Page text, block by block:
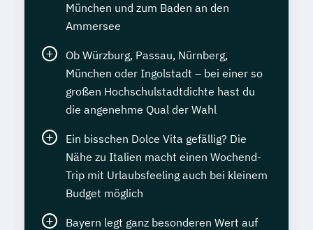
München und zum Baden an den
Ammersee
Ob Würzburg, Passau, Nürnberg,
München oder Ingolstadt – bei einer so
großen Hochschulstadtdichte hast du
die angenehme Qual der Wahl
Ein bisschen Dolce Vita gefällig? Die
Nähe zu Italien macht einen Wochend-
Trip mit Urlaubsfeeling auch bei kleinem
Budget möglich
Bayern legt ganz besonderen Wert auf